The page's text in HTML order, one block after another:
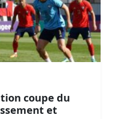
coupe du
et